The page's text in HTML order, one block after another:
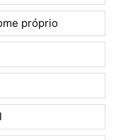
próprio